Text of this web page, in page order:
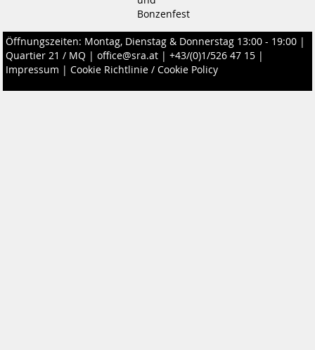
Bonzenfest
Öffnungszeiten: Montag, Dienstag & Donnerstag 13:00 - 19:00 |
Quartier 21 / MQ | office@sra.at | +43/(0)1/526 47 15 |
Impressum | Cookie Richtlinie / Cookie Policy